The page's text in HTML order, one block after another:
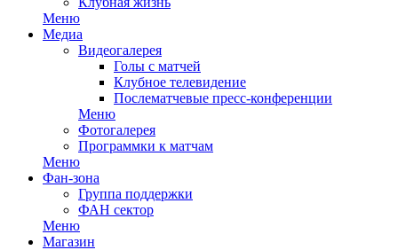
Меню
Медиа
Видеогалерея
Голы с матчей
Клубное телевидение
Послематчевые пресс-конференции
Меню
Фотогалерея
Программки к матчам
Меню
Фан-зона
Группа поддержки
ФАН сектор
Меню
Магазин